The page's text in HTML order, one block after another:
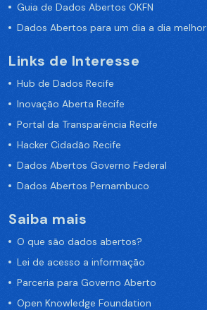
Guia de Dados Abertos OKFN
Dados Abertos para um dia a dia melhor
Links de Interesse
Hub de Dados Recife
Inovação Aberta Recife
Portal da Transparência Recife
Hacker Cidadão Recife
Dados Abertos Governo Federal
Dados Abertos Pernambuco
Saiba mais
O que são dados abertos?
Lei de acesso a informação
Parceria para Governo Aberto
Open Knowledge Foundation